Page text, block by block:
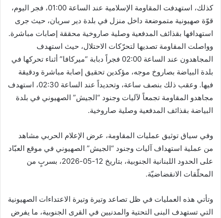
كذلك، استهدفت المقاومة الإسلامية عند الساعة 01:00، فجر اليوم،
قوّة صهيونية متموضعة داخل منزل في بلدة دير سريان، حيث جرى
استهدافها بقذائف المدفعية وصلية صاروخية محققة إصابات مباشرة.
وواصلت المقاومة تصديها لتحرّكات الاحتلال، حيث استهدف
المجاهدون عند الساعة 02:00 فجراً دبابة “ميركافا” أثناء تحركها في
بلدة البياضة بصاروخ موجه، مؤكدين تحقيق إصابة مباشرة ودقيقة
فيها. وعقب ذلك بنصف ساعة، وتحديداً عند الساعة 02:30، استهدف
مجاهدو المقاومة تجمعاً لآليات وجنود “الجيش” الصهيوني في بلدة
البياضة بقذائف المدفعية وصلية صاروخية.
وفي سياق توثيق عمليات المقاومة، عرض الإعلام الحربي مشاهد
من عملية استهداف آليات وجنود “الجيش” الصهيوني في موقع العبّاد
على الحدود اللبنانية الجنوبية، بتاريخ 12-05-2026، بسربٍ من
المحلّقات الانقضاضيّة.
وتأتي هذه العمليات في ظل تصاعد وتيرة وتيرة الاعتداءات الصهيونية
التي تستهدف البنى التحتية والمدنيين في القرى الجنوبية، ما يفرض